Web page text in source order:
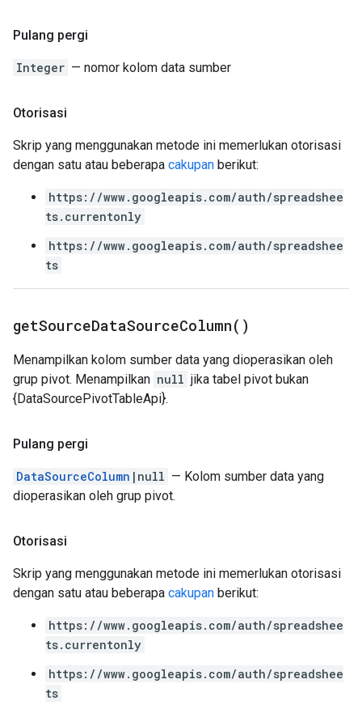
Pulang pergi
Integer — nomor kolom data sumber
Otorisasi
Skrip yang menggunakan metode ini memerlukan otorisasi
dengan satu atau beberapa cakupan berikut:
https://www.googleapis.com/auth/spreadshee
ts.currentonly
https://www.googleapis.com/auth/spreadshee
ts
getSourceDataSourceColumn( )
Menampilkan kolom sumber data yang dioperasikan oleh
grup pivot. Menampilkan null jika tabel pivot bukan
{DataSourcePivotTableApi}.
Pulang pergi
DataSourceColumn |null — Kolom sumber data yang
dioperasikan oleh grup pivot.
Otorisasi
Skrip yang menggunakan metode ini memerlukan otorisasi
dengan satu atau beberapa cakupan berikut:
https://www.googleapis.com/auth/spreadshee
ts.currentonly
https://www.googleapis.com/auth/spreadshee
ts